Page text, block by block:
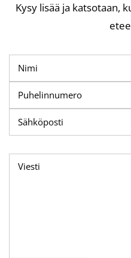
Kysy lisää ja katsotaan,